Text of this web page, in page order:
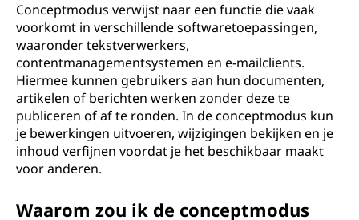
Conceptmodus verwijst naar een functie die vaak
voorkomt in verschillende softwaretoepassingen,
waaronder tekstverwerkers,
contentmanagementsystemen en e-mailclients.
Hiermee kunnen gebruikers aan hun documenten,
artikelen of berichten werken zonder deze te
publiceren of af te ronden. In de conceptmodus kun
je bewerkingen uitvoeren, wijzigingen bekijken en je
inhoud verfijnen voordat je het beschikbaar maakt
voor anderen.
Waarom zou ik de conceptmodus